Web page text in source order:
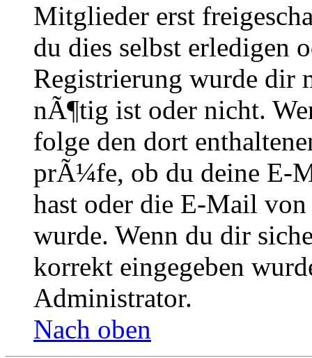
Mitglieder erst
du dies selbst erledigen
Registrierung wurde dir
nÃ¶tig ist oder nicht.
folge den dort
prÃ¼fe, ob du deine E-
hast oder die E-Mail
wurde. Wenn du dir
korrekt eingegeben
Administrator.
Nach oben